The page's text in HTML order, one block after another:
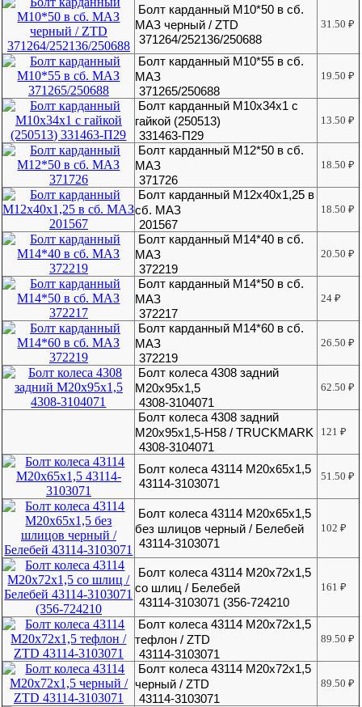
Болт карданный М10*50 в сб.
МАЗ черный / ZTD
371264/252136/250688
31.50₽
Болт карданный М10*55 в сб.
МАЗ
371265/250688
19.50₽
Болт карданный М10х34х1 с
гайкой (250513)
331463-П29
13.50₽
Болт карданный М12*50 в сб.
МАЗ
371726
18.50₽
Болт карданный М12х40х1,25 в
сб. МАЗ
201567
18.50₽
Болт карданный М14*40 в сб.
МАЗ
372219
20.50₽
Болт карданный М14*50 в сб.
МАЗ
372217
24₽
Болт карданный М14*60 в сб.
МАЗ
372219
26.50₽
Болт колеса 4308 задний
М20х95х1,5
4308-3104071
62.50₽
Болт колеса 4308 задний
М20х95х1,5-H58 / TRUCKMARK
4308-3104071
121₽
Болт колеса 43114 М20х65х1,5
43114-3103071
51.50₽
Болт колеса 43114 М20х65х1,5
без шлицов черный / Белебей
43114-3103071
102₽
Болт колеса 43114 М20х72х1,5
со шлиц / Белебей
43114-3103071 (356-724210
161₽
Болт колеса 43114 М20х72х1,5
тефлон / ZTD
43114-3103071
89.50₽
Болт колеса 43114 М20х72х1,5
черный / ZTD
43114-3103071
89.50₽